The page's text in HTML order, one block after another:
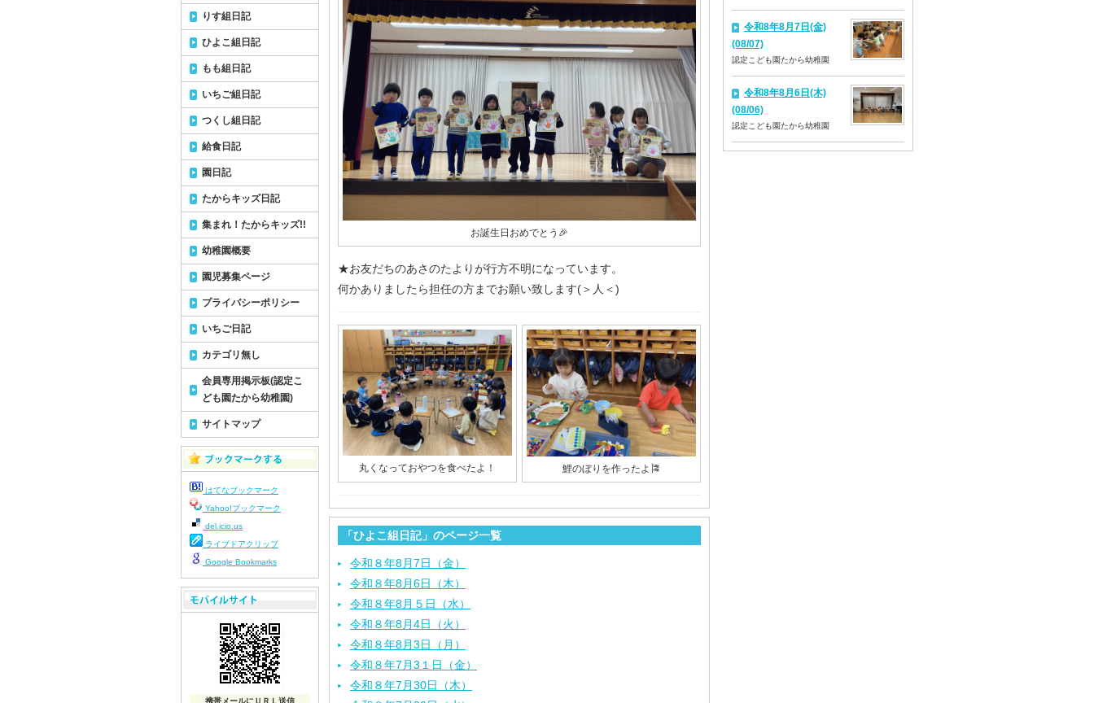
お誕生日おめでとう🎉
★お友だちのあさのたよりが行方不明になっています。
何かありましたら担任の方までお願い致します(＞人＜)
丸くなっておやつを食べたよ！ 鯉のぼりを作ったよ🎏
「ひよこ組日記」のページ一覧
令和８年8月7日（金）
令和８年8月6日（木）
令和８年8月５日（水）
令和８年8月4日（火）
令和８年8月3日（月）
令和８年7月3１日（金）
令和８年7月30日（木）
りす組日記
ひよこ組日記
もも組日記
いちご組日記
つくし組日記
給食日記
園日記
たからキッズ日記
集まれ！たからキッズ!!
幼稚園概要
園児募集ページ
プライバシーポリシー
いちご日記
カテゴリ無し
会員専用掲示板(認定こ
ども園たから幼稚園)
サイトマップ
はてなブックマーク
Yahoo!ブックマーク
del.icio.us
ライブドアクリップ
Google Bookmarks
携帯メールにＵＲＬ送信
令和8年8月7日(金)
(08/07)
認定こども園たから幼稚園
令和8年8月6日(木)
(08/06)
認定こども園たから幼稚園